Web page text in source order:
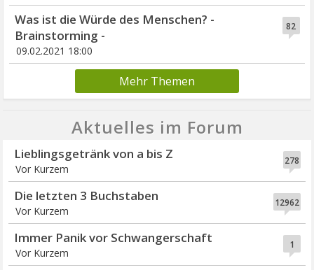
82
Was ist die Würde des Menschen? -
Brainstorming -
09.02.2021 18:00
Mehr Themen
Aktuelles im Forum
278
Lieblingsgetränk von a bis Z
Vor Kurzem
12962
Die letzten 3 Buchstaben
Vor Kurzem
1
Immer Panik vor Schwangerschaft
Vor Kurzem